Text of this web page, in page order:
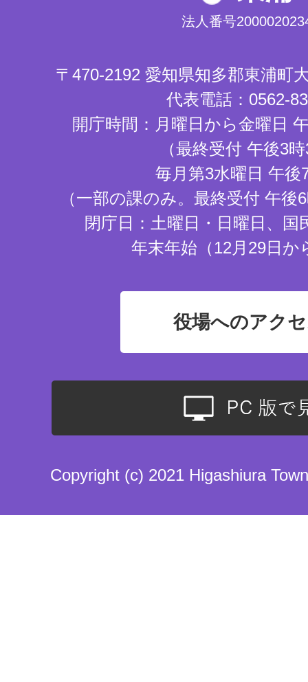
法人番号
〒470-2192 愛知県知多郡東浦町
代表電話：0562-
開庁時間：月曜日から金曜日
（最終受付 午後3
毎月第3水曜日 午後
（一部の課のみ。最終受付 午
閉庁日：土曜日・日曜日、国
年末年始（12月29日か
役場へのアク
Copyright (c) 2021 Higashiura